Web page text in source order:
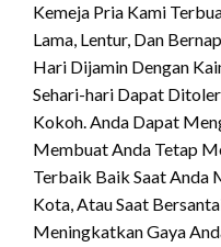
Kemeja Pria Kami
Lama, Lentur, Dan
Hari Dijamin Dengan
Sehari-hari Dapat
Kokoh. Anda Dapat
Membuat Anda Tetap
Terbaik Baik Saat Anda
Kota, Atau Saat
Meningkatkan Gaya